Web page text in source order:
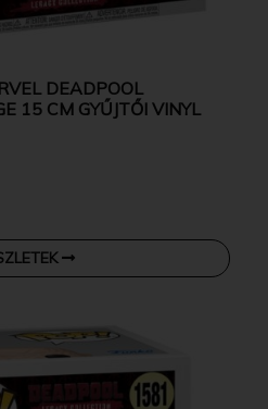
DEADPOOL
15 CM GYŰJTŐI VINYL